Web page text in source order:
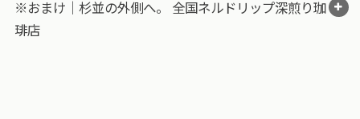
※おまけ｜杉並の外側へ。 全国ネルドリップ深煎り珈
琲店